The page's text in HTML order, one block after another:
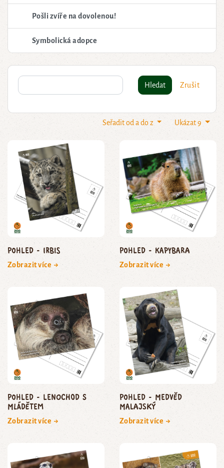
Pošli zvíře na dovolenou!
Symbolická adopce
Hledat Zrušit
Ukázat 9
Seřadit od a do z
Pohled - irbis
Zobrazit více →
Pohled - kapybara
Zobrazit více →
Pohled - lenochod s
mládětem
Zobrazit více →
pohled - medvěd
malajský
Zobrazit více →